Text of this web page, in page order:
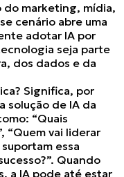
do marketing, mídia,
cenário abre uma
adotar IA por
seja parte
dos dados e da
Significa, por
solução de IA da
“Quais
“Quem vai liderar
essa
Quando
a IA pode até estar